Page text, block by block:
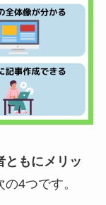
ともにメリッ
4つです。